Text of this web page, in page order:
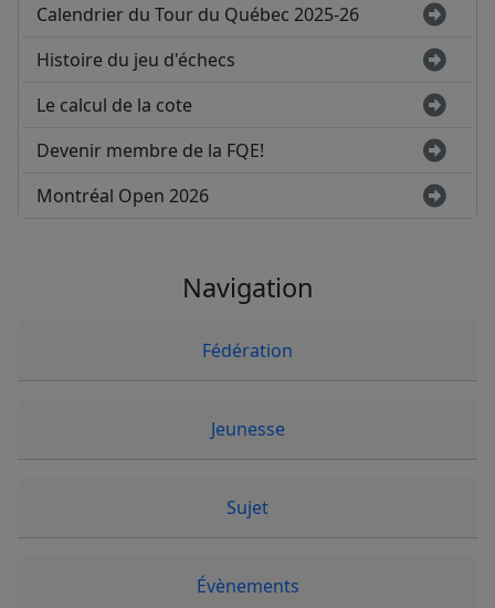
Calendrier du Tour du Québec 2025-26
Histoire du jeu d'échecs
Le calcul de la cote
Devenir membre de la FQE!
Montréal Open 2026
Navigation
Fédération
Jeunesse
Sujet
Évènements